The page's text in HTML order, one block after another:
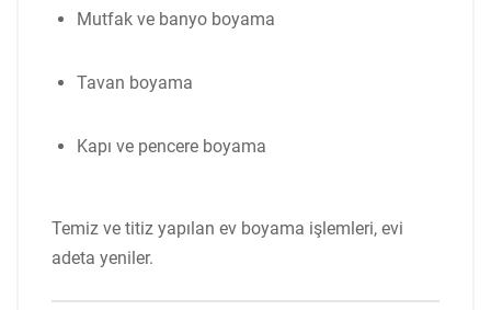
Mutfak ve banyo boyama
Tavan boyama
Kapı ve pencere boyama
Temiz ve titiz yapılan ev boyama işlemleri, evi
adeta yeniler.